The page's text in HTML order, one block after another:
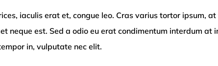
iaculis erat et, congue leo. Cras varius tortor ipsum,
neque est. Sed a odio eu erat condimentum interdum
in, vulputate nec elit.